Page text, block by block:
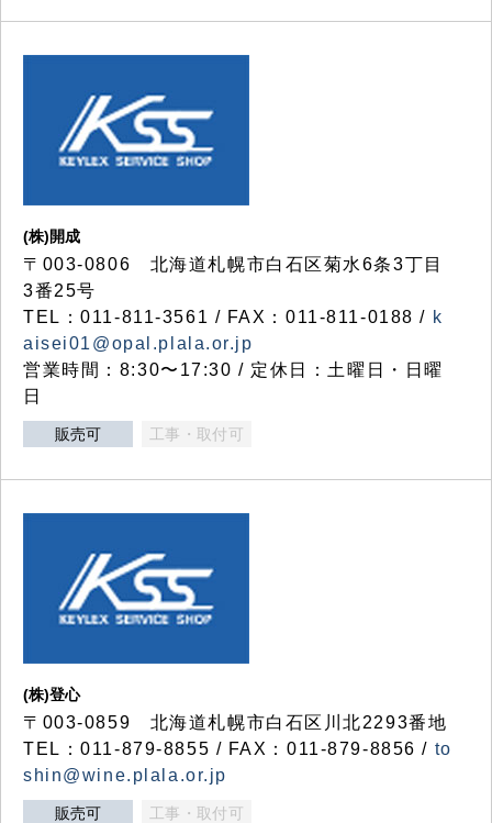
(株)開成
〒003-0806 北海道札幌市白石区菊水6条3丁目
3番25号
TEL：011-811-3561 / FAX：011-811-0188 / k
aisei01@opal.plala.or.jp
営業時間：8:30〜17:30 / 定休日：土曜日・日曜
日
販売可 工事・取付可
(株)登心
〒003-0859 北海道札幌市白石区川北2293番地
TEL：011-879-8855 / FAX：011-879-8856 / to
shin@wine.plala.or.jp
販売可 工事・取付可